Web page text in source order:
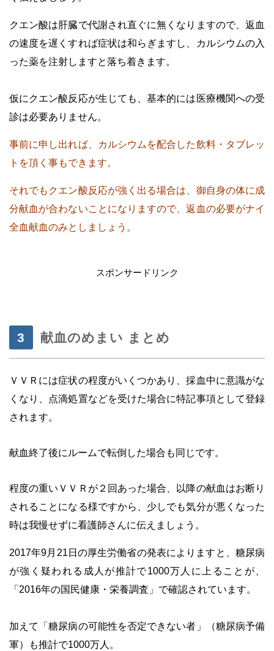
クエン酸は肝臓で代謝され直ぐに無くなりますので、返血
の速度を遅くすれば症状は和らぎますし、カルシウムの入
った薬を注射しますと落ち着きます。
仮にクエン酸反応が生じても、基本的には医療機関への受
診は必要ありません。
事前に申し出れば、カルシウムを配合した飲料・タブレッ
トを頂く事もできます。
それでもクエン酸反応が強く出る場合は、御自身の体に成
分献血が合わないことになりますので、返血の必要がナイ
全血献血のみとしましょう。
スポンサードリンク
献血のめまい まとめ
ＶＶＲには症状の程度がいくつかあり、採血中に意識がな
くなり、点滴処置などを受けた場合に特記事項として登録
されます。
献血終了後にルームで転倒した場合も同じです。
程度の重いＶＶＲが２回あった場合、以降の献血はお断り
されることになる様ですから、少しでも気分が悪くなった
時は我慢せずに看護師さんに伝えましょう。
2017年9月21日の厚生労働省の発表によりますと、糖尿病
が強く疑われる成人が推計で1000万人に上ることが、
「2016年の国民健康・栄養調査」で確認されています。
加えて「糖尿病の可能性を否定できない者」（糖尿病予備
軍）も推計で1000万人。